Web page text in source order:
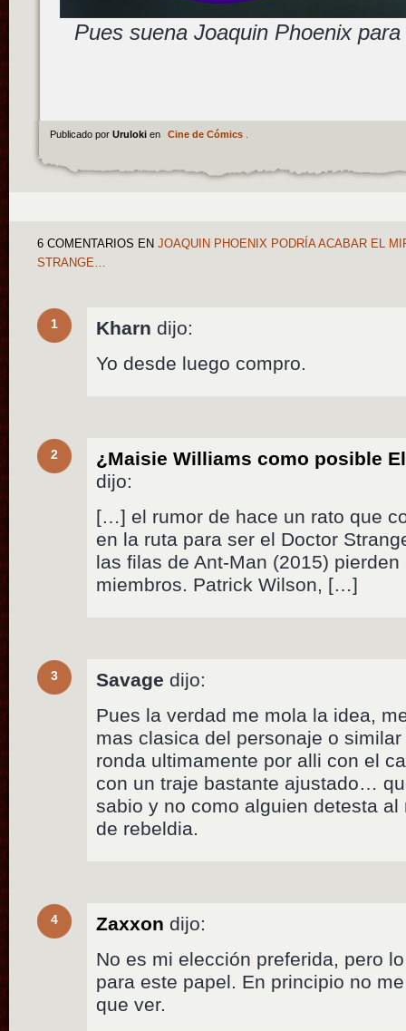
Pues suena Joaquin Phoenix
Publicado por Uruloki en Cine de Cómics.
6 COMENTARIOS EN JOAQUIN PHOENIX PODRÍA ACABAR EL
STRANGE…
1 Kharn dijo:
Yo desde luego compro.
2
¿Maisie Williams como posible
dijo:
[…] el rumor de hace un rato que
en la ruta para ser el Doctor
las filas de Ant-Man (2015)
miembros. Patrick Wilson, […]
3 Savage dijo:
Pues la verdad me mola la idea,
mas clasica del personaje o
ronda ultimamente por alli con el
con un traje bastante ajustado…
sabio y no como alguien detesta
de rebeldia.
4 Zaxxon dijo:
No es mi elección preferida, pero
para este papel. En principio no
que ver.